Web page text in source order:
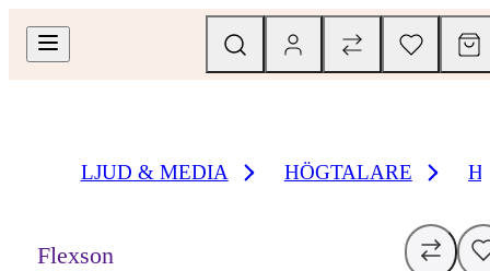
LJUD & MEDIA HÖGTALARE
Flexson